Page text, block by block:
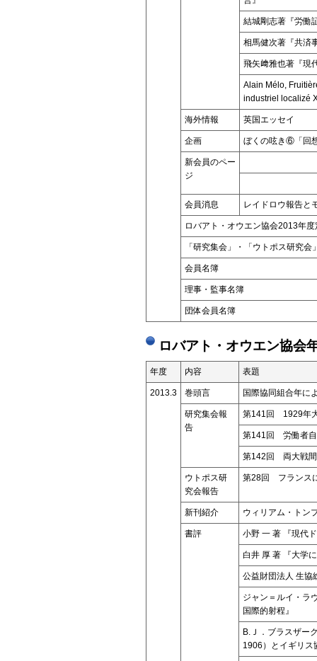
結城剛志著『労働
相馬健次著『共済
飛矢﨑雅也著『現
Alain Mélo,
industriel localizé
海外情報 英国エッセイ
企画 ぼくの呟き⑥「回
新会員のペー
ジ
会員消息 レイドロウ報告と
ロバアト・オウエン協会2013年
「研究集会」・「ウトポス研究会
会員名簿
理事・監事名簿
団体会員名簿
ロバアト・オウエン協
年度 内容 表題
2013.3 巻頭言 国際協同組合年に
研究集会報
告
第141回 1929年
第141回 労働者自
第142回 両大戦間
ウトポス研
究会報告
第28回 フランス
新刊紹介 ウィリアム・トン
書評 小野 一 著 『現代
白井 厚 著 『大学
公益財団法人 生協
ジャン＝ルイ・ラ
国際的射程』
B.Ｊ．ブラスザー
1906）とイギリス